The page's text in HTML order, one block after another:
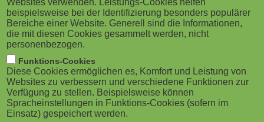
M
o
b
i
l
Websites verwenden. Leistungs-Cookies helfen
beispielsweise bei der Identifizierung besonders populärer
Bereiche einer Website. Generell sind die Informationen,
die mit diesen Cookies gesammelt werden, nicht
personenbezogen.
Funktions-Cookies
Diese Cookies ermöglichen es, Komfort und Leistung von
Websites zu verbessern und verschiedene Funktionen zur
Verfügung zu stellen. Beispielsweise können
Spracheinstellungen in Funktions-Cookies (sofern im
Einsatz) gespeichert werden.